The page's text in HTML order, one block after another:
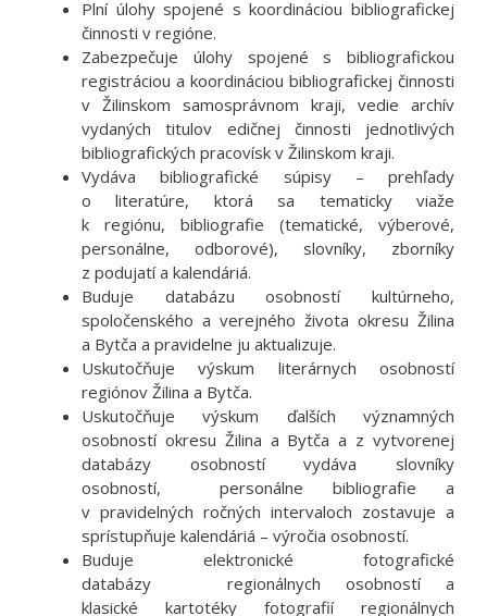
Plní úlohy spojené s koordináciou bibliografickej
činnosti v regióne.
Zabezpečuje úlohy spojené s bibliografickou
registráciou a koordináciou bibliografickej činnosti
v Žilinskom samosprávnom kraji, vedie archív
vydaných titulov edičnej činnosti jednotlivých
bibliografických pracovísk v Žilinskom kraji.
Vydáva bibliografické súpisy – prehľady
o literatúre, ktorá sa tematicky viaže
k regiónu, bibliografie (tematické, výberové,
personálne, odborové), slovníky, zborníky
z podujatí a kalendáriá.
Buduje databázu osobností kultúrneho,
spoločenského a verejného života okresu Žilina
a Bytča a pravidelne ju aktualizuje.
Uskutočňuje výskum literárnych osobností
regiónov Žilina a Bytča.
Uskutočňuje výskum ďalších významných
osobností okresu Žilina a Bytča a z vytvorenej
databázy osobností vydáva slovníky
osobností, personálne bibliografie a
v pravidelných ročných intervaloch zostavuje a
sprístupňuje kalendáriá – výročia osobností.
Buduje elektronické fotografické
databázy regionálnych osobností a
klasické kartotéky fotografií regionálnych